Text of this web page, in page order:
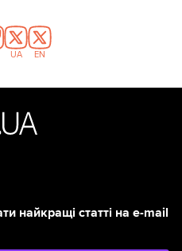
UA EN
найкращі статті на e-mail